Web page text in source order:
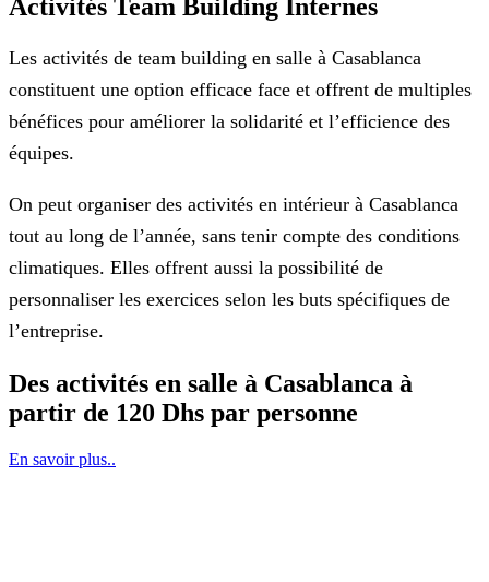
Activités Team Building Internes
Les activités de team building en salle à Casablanca
constituent une option efficace face et offrent de multiples
bénéfices pour améliorer la solidarité et l’efficience des
équipes.
On peut organiser des activités en intérieur à Casablanca
tout au long de l’année, sans tenir compte des conditions
climatiques. Elles offrent aussi la possibilité de
personnaliser les exercices selon les buts spécifiques de
l’entreprise.
Des activités en salle à Casablanca à
partir de 120 Dhs par personne
En savoir plus..